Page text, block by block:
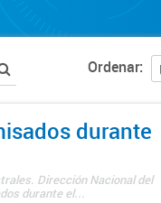
Ordenar
durante
Dirección Nacional del
durante el...